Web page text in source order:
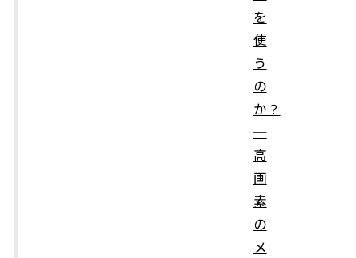
を
使
う
の
か？
─
高
画
素
の
メ